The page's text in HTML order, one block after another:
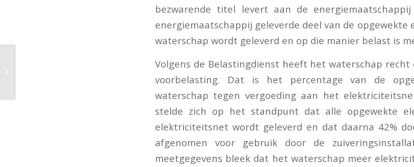
bezwarende titel levert aan de
energiemaatschappij geleverde deel van de
waterschap wordt geleverd en op die manier belast is
Volgens de Belastingdienst heeft het waterschap recht
voorbelasting. Dat is het percentage van de
waterschap tegen vergoeding aan het
stelde zich op het standpunt dat alle opgewekte
elektriciteitsnet wordt geleverd en dat daarna 42%
afgenomen voor gebruik door de
meetgegevens bleek dat het waterschap meer